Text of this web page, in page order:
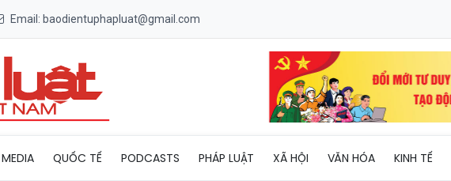
Email: baodientuphapluat@gmail.com
MEDIA QUỐC TẾ PODCASTS PHÁP LUẬT XÃ HỘI VĂN HÓA KINH TẾ